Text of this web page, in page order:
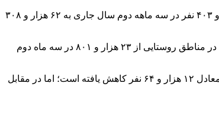
براساس این داده‌ها، نرخ فوت زنان از ۴۶ هزار و ۲۰۹ نفر در تابستان به ۵۰ هزار و ۳۶ نفر در پاییز سال جاری رسیده است و نرخ فوت مردان از ۵۹ هزار و ۴۰۳ نفر در سه ماهه دوم سال جاری به ۶۲ هزار و ۳۰۸
همچنین در مناطق شهری تعداد فوت‌های ثبت شده به این صورت است از ۸۱ هزار و ۹۰۱ نفر در تابستان به ۸۶ هزار و ۵۲۶ نفر در پاییز رسیده و این تعداد در مناطق روستایی از ۲۳ هزار و ۸۰۱ در سه ماه دوم
طبق اعلام مرکز آمار ایران، در پایان پاییز امسال تعداد ولادت ثبت شده در کشور به ۲۴۱ هزار و ۷۳۹ نفر رسیده که نسبت به فصل قبل (تابستان ۱۴۰۳) معادل ۱۲ هزار و ۶۴ نفر کاهش یافته است؛ اما در مقابل